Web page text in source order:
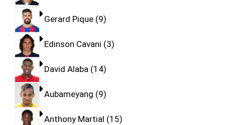
Gerard Pique 9
Edinson Cavani 3
David Alaba 14
Aubameyang 9
Anthony Martial 15